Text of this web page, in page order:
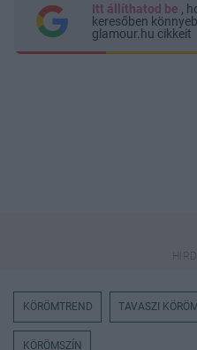
Itt állíthatod be ,
keresőben
glamour.hu cikkeit
KÖRÖMTREND TAVASZI
KÖRÖMSZÍN